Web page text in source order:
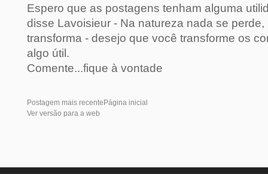
Espero que as postagens tenham alguma
disse Lavoisieur - Na natureza nada se
transforma - desejo que você transforme os
algo útil.
Comente...fique à vontade
Postagem mais recente Página inicial
Ver versão para a web